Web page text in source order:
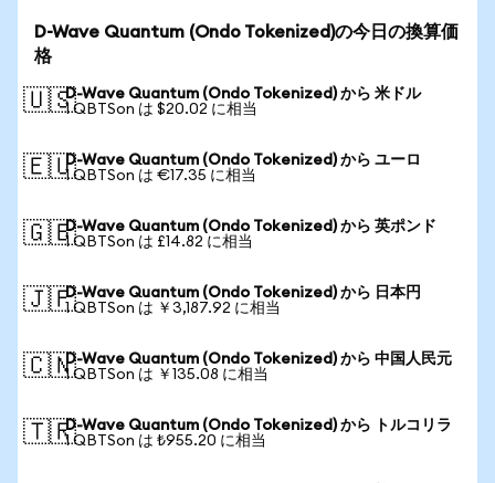
D-Wave Quantum (Ondo Tokenized)の今日の換算価
格
🇺🇸D-Wave Quantum (Ondo Tokenized) から 米ドル
1 QBTSon は $20.02 に相当
🇪🇺D-Wave Quantum (Ondo Tokenized) から ユーロ
1 QBTSon は €17.35 に相当
🇬🇧D-Wave Quantum (Ondo Tokenized) から 英ポンド
1 QBTSon は £14.82 に相当
🇯🇵D-Wave Quantum (Ondo Tokenized) から 日本円
1 QBTSon は ￥3,187.92 に相当
🇨🇳D-Wave Quantum (Ondo Tokenized) から 中国人民元
1 QBTSon は ￥135.08 に相当
🇹🇷D-Wave Quantum (Ondo Tokenized) から トルコリラ
1 QBTSon は ₺955.20 に相当